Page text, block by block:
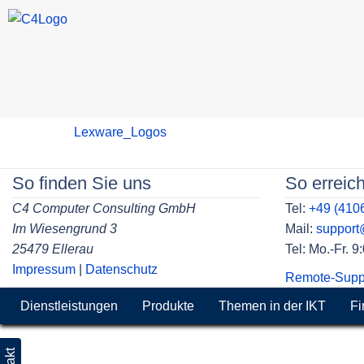
Lexware_Logos
So finden Sie uns
C4 Computer Consulting GmbH
Im Wiesengrund 3
25479 Ellerau
Impressum
Datenschutz
So
Tel: +49
Mail:
Tel: Mo.-Fr.
Remote-
Dienstleistungen Produkte Themen in der IKT